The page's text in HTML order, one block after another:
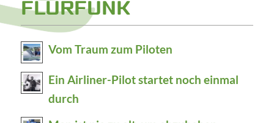
FLURFUNK
Vom Traum zum Piloten
Ein Airliner-Pilot startet noch einmal
durch